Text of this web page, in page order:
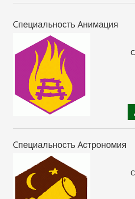
Cпециальность Aнимация
Cпециальность Aстрономия